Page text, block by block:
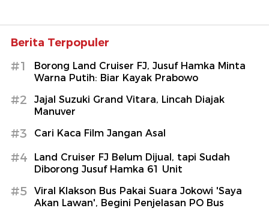
Berita Terpopuler
#1
Borong Land Cruiser FJ, Jusuf Hamka Minta
Warna Putih: Biar Kayak Prabowo
#2
Jajal Suzuki Grand Vitara, Lincah Diajak
Manuver
#3 Cari Kaca Film Jangan Asal
#4
Land Cruiser FJ Belum Dijual, tapi Sudah
Diborong Jusuf Hamka 61 Unit
#5
Viral Klakson Bus Pakai Suara Jokowi 'Saya
Akan Lawan', Begini Penjelasan PO Bus